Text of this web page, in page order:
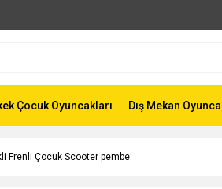
Çocuk Oyuncakları Dış Mekan
Frenli Çocuk Scooter pembe